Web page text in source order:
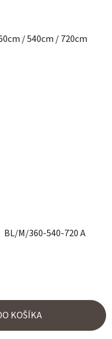
/ 540cm / 720cm
BL/M/360-540-720 A
KOŠÍKA